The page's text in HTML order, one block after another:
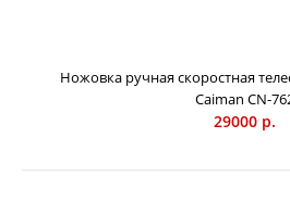
Ножовка ручная скоростная
Caiman СN-
29000 р.